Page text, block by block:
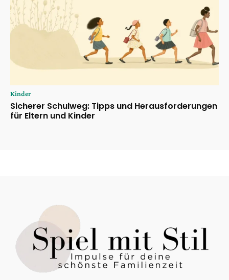
Kinder
Sicherer Schulweg: Tipps und Herausforderungen
für Eltern und Kinder